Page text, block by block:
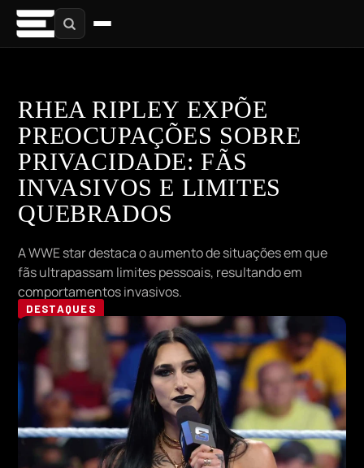
RHEA RIPLEY EXPÕE
PREOCUPAÇÕES SOBRE
PRIVACIDADE: FÃS
INVASIVOS E LIMITES
QUEBRADOS
A WWE star destaca o aumento de situações em que
fãs ultrapassam limites pessoais, resultando em
comportamentos invasivos.
DESTAQUES